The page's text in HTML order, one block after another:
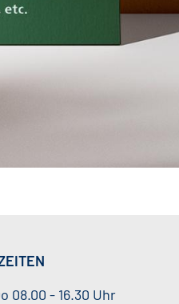
08.00 - 16.30 Uhr